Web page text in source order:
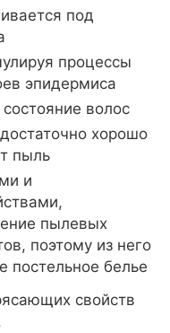
под
процессы
эпидермиса
волос
хорошо
пыль
и
пылевых
поэтому из него
постельное белье
свойств